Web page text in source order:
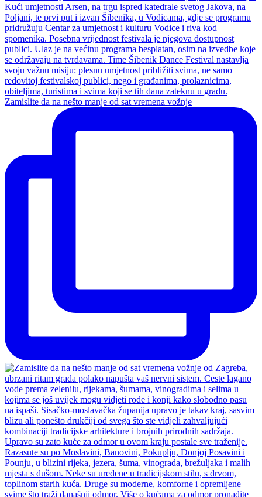
Zamislite da na nešto manje od sat vremena vožnje